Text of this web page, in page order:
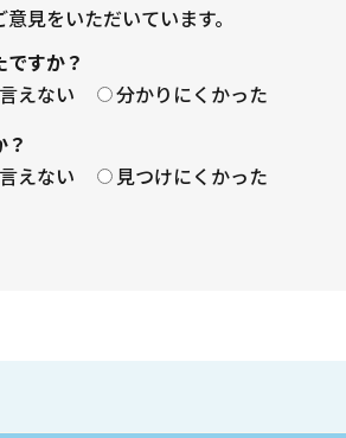
見をいただいています。
すか？
えない
分かりにくかった
えない 見つけにくかった